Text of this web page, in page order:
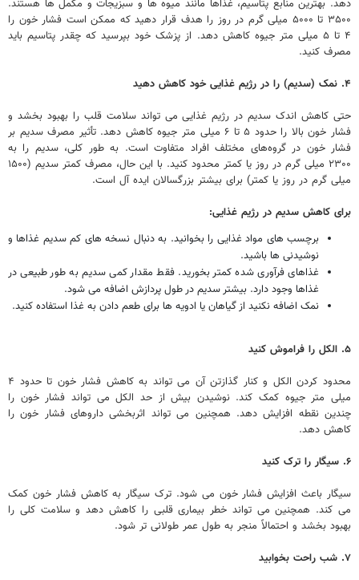
دهد. بهترین منابع پتاسیم، غذاها مانند میوه ها و سبزیجات و مکمل ها هستند.
۳۵۰۰ تا ۵۰۰۰ میلی گرم در روز را هدف قرار دهید که ممکن است فشار خون را
۴ تا ۵ میلی متر جیوه کاهش دهد. از پزشک خود بپرسید که چقدر پتاسیم باید
مصرف کنید.
۴. نمک (سدیم) را در رژیم غذایی خود کاهش دهید
حتی کاهش اندک سدیم در رژیم غذایی می تواند سلامت قلب را بهبود بخشد و
فشار خون بالا را حدود ۵ تا ۶ میلی متر جیوه کاهش دهد. تأثیر مصرف سدیم بر
فشار خون در گروه‌های مختلف افراد متفاوت است. به طور کلی، سدیم را به
۲۳۰۰ میلی گرم در روز یا کمتر محدود کنید. با این حال، مصرف کمتر سدیم (۱۵۰۰
میلی گرم در روز یا کمتر) برای بیشتر بزرگسالان ایده آل است.
برای کاهش سدیم در رژیم غذایی:
برچسب های مواد غذایی را بخوانید. به دنبال نسخه های کم سدیم غذاها و
نوشیدنی ها باشید.
غذاهای فرآوری شده کمتر بخورید. فقط مقدار کمی سدیم به طور طبیعی در
غذاها وجود دارد. بیشتر سدیم در طول پردازش اضافه می شود.
نمک اضافه نکنید از گیاهان یا ادویه ها برای طعم دادن به غذا استفاده کنید.
۵. الکل را فراموش کنید
محدود کردن الکل و کنار گذازتن آن می تواند به کاهش فشار خون تا حدود ۴
میلی متر جیوه کمک کند. نوشیدن بیش از حد الکل می تواند فشار خون را
چندین نقطه افزایش دهد. همچنین می تواند اثربخشی داروهای فشار خون را
کاهش دهد.
۶. سیگار را ترک کنید
سیگار باعث افزایش فشار خون می شود. ترک سیگار به کاهش فشار خون کمک
می کند. همچنین می تواند خطر بیماری قلبی را کاهش دهد و سلامت کلی را
بهبود بخشد و احتمالاً منجر به طول عمر طولانی تر شود.
۷. شب راحت بخوابید